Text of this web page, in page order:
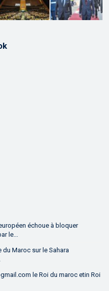
échoue à bloquer
le...
Maroc sur le Sahara
le Roi du maroc etin Roi